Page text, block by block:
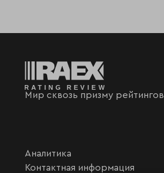
Мир сквозь призму рейтингов
Аналитика
Контактная информация